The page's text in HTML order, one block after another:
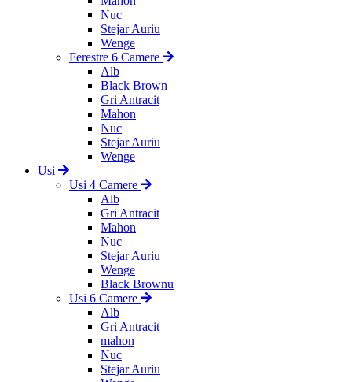
Nuc
Stejar Auriu
Wenge
Ferestre 6 Camere
Alb
Black Brown
Gri Antracit
Mahon
Nuc
Stejar Auriu
Wenge
Usi
Usi 4 Camere
Alb
Gri Antracit
Mahon
Nuc
Stejar Auriu
Wenge
Black Brownu
Usi 6 Camere
Alb
Gri Antracit
mahon
Nuc
Stejar Auriu